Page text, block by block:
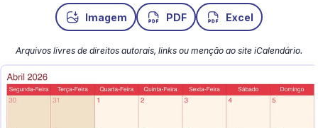
Imagem PDF Excel
Arquivos livres de direitos autorais, links ou menção ao site iCalendário.